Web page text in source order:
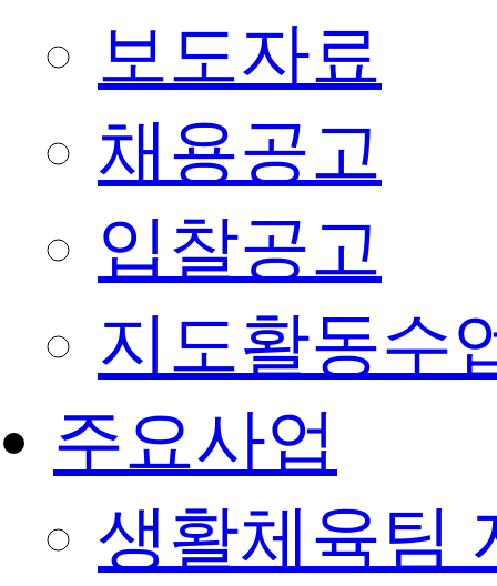
보도자료
채용공고
입찰공고
지도활동수
주요사업
생활체육팀